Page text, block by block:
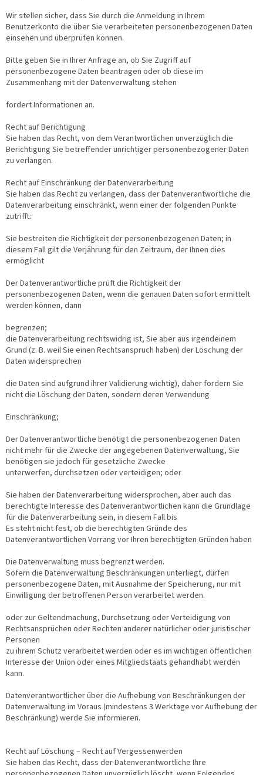
Wir stellen sicher, dass Sie durch die Anmeldung in Ihrem
Benutzerkonto die über Sie verarbeiteten personenbezogenen Daten
einsehen und überprüfen können.
Bitte geben Sie in Ihrer Anfrage an, ob Sie Zugriff auf
personenbezogene Daten beantragen oder ob diese im
Zusammenhang mit der Datenverwaltung stehen
fordert Informationen an.
Recht auf Berichtigung
Sie haben das Recht, von dem Verantwortlichen unverzüglich die
Berichtigung Sie betreffender unrichtiger personenbezogener Daten
zu verlangen.
Recht auf Einschränkung der Datenverarbeitung
Sie haben das Recht zu verlangen, dass der Datenverantwortliche die
Datenverarbeitung einschränkt, wenn einer der folgenden Punkte
zutrifft:
Sie bestreiten die Richtigkeit der personenbezogenen Daten; in
diesem Fall gilt die Verjährung für den Zeitraum, der Ihnen dies
ermöglicht
Der Datenverantwortliche prüft die Richtigkeit der
personenbezogenen Daten, wenn die genauen Daten sofort ermittelt
werden können, dann
begrenzen;
die Datenverarbeitung rechtswidrig ist, Sie aber aus irgendeinem
Grund (z. B. weil Sie einen Rechtsanspruch haben) der Löschung der
Daten widersprechen
die Daten sind aufgrund ihrer Validierung wichtig), daher fordern Sie
nicht die Löschung der Daten, sondern deren Verwendung
Einschränkung;
Der Datenverantwortliche benötigt die personenbezogenen Daten
nicht mehr für die Zwecke der angegebenen Datenverwaltung, Sie
benötigen sie jedoch für gesetzliche Zwecke
unterwerfen, durchsetzen oder verteidigen; oder
Sie haben der Datenverarbeitung widersprochen, aber auch das
berechtigte Interesse des Datenverantwortlichen kann die Grundlage
für die Datenverarbeitung sein, in diesem Fall bis
Es steht nicht fest, ob die berechtigten Gründe des
Datenverantwortlichen Vorrang vor Ihren berechtigten Gründen haben
Die Datenverwaltung muss begrenzt werden.
Sofern die Datenverwaltung Beschränkungen unterliegt, dürfen
personenbezogene Daten, mit Ausnahme der Speicherung, nur mit
Einwilligung der betroffenen Person verarbeitet werden.
oder zur Geltendmachung, Durchsetzung oder Verteidigung von
Rechtsansprüchen oder Rechten anderer natürlicher oder juristischer
Personen
zu ihrem Schutz verarbeitet werden oder es im wichtigen öffentlichen
Interesse der Union oder eines Mitgliedstaats gehandhabt werden
kann.
Datenverantwortlicher über die Aufhebung von Beschränkungen der
Datenverwaltung im Voraus (mindestens 3 Werktage vor Aufhebung der
Beschränkung) werde Sie informieren.
Recht auf Löschung – Recht auf Vergessenwerden
Sie haben das Recht, dass der Datenverantwortliche Ihre